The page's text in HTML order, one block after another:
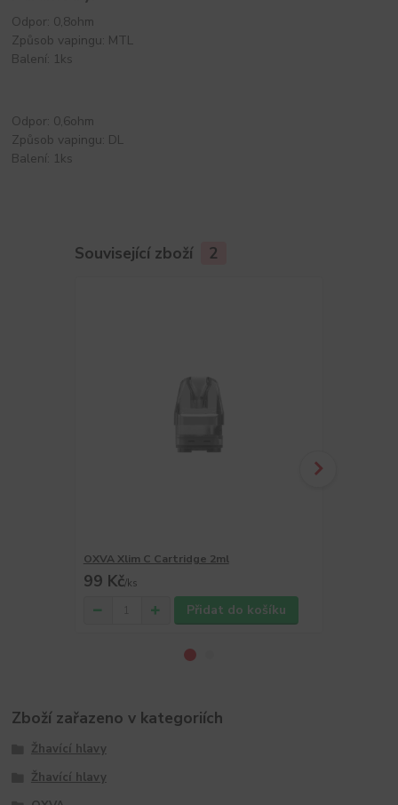
Odpor: 0,8ohm
Způsob vapingu: MTL
Balení: 1ks
Odpor: 0,6ohm
Způsob vapingu: DL
Balení: 1ks
Související zboží 2
OXVA Xlim C Cartridge 2ml
99 Kč/ks
Přidat do košíku
Zboží zařazeno v kategoriích
Žhavící hlavy
Žhavící hlavy